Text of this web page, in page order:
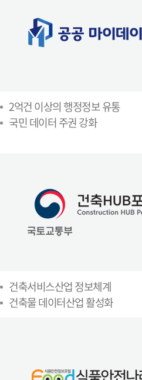
2억건 이상의 행정정보 유통
국민 데이터 주권 강화
건축서비스산업 정보체계
건축물 데이터산업 활성화